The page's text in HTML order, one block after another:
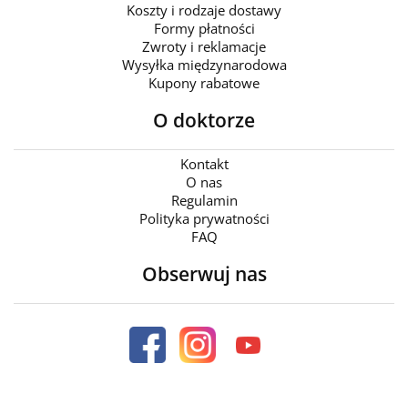
Koszty i rodzaje dostawy
Formy płatności
Zwroty i reklamacje
Wysyłka międzynarodowa
Kupony rabatowe
O doktorze
Kontakt
O nas
Regulamin
Polityka prywatności
FAQ
Obserwuj nas